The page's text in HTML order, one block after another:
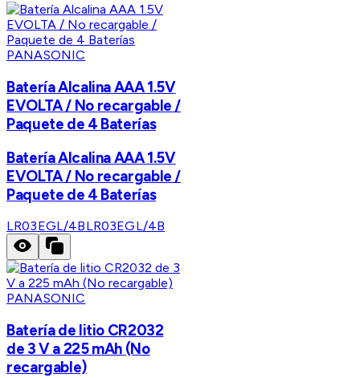
PANASONIC
Batería Alcalina AAA 1.5V
EVOLTA / No recargable /
Paquete de 4 Baterías
Batería Alcalina AAA 1.5V
EVOLTA / No recargable /
Paquete de 4 Baterías
LR03EGL/4BLR03EGL/4B
PANASONIC
Batería de litio CR2032
de 3 V a 225 mAh (No
recargable)